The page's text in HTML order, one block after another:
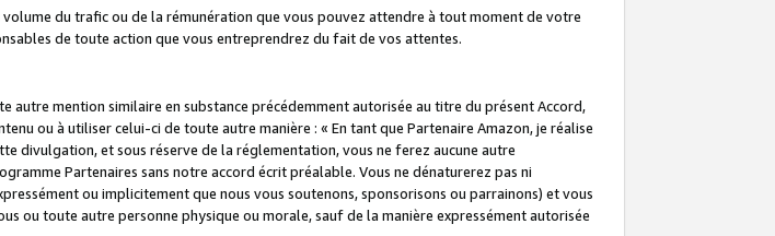
du trafic ou de la rémunération que vous pouvez attendre à tout moment de votre
de toute action que vous entreprendrez du fait de vos attentes.
mention similaire en substance précédemment autorisée au titre du présent Accord,
ou à utiliser celui-ci de toute autre manière : « En tant que Partenaire Amazon, je réalise
divulgation, et sous réserve de la réglementation, vous ne ferez aucune autre
Partenaires sans notre accord écrit préalable. Vous ne dénaturerez pas ni
ou implicitement que nous vous soutenons, sponsorisons ou parrainons) et vous
ou toute autre personne physique ou morale, sauf de la manière expressément autorisée